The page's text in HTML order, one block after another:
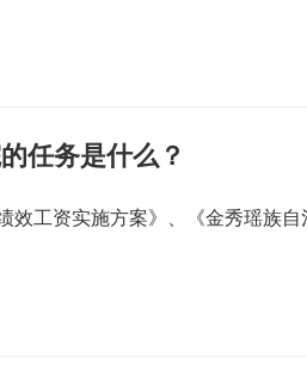
任务是什么？
工资实施方案》、《金秀瑶族